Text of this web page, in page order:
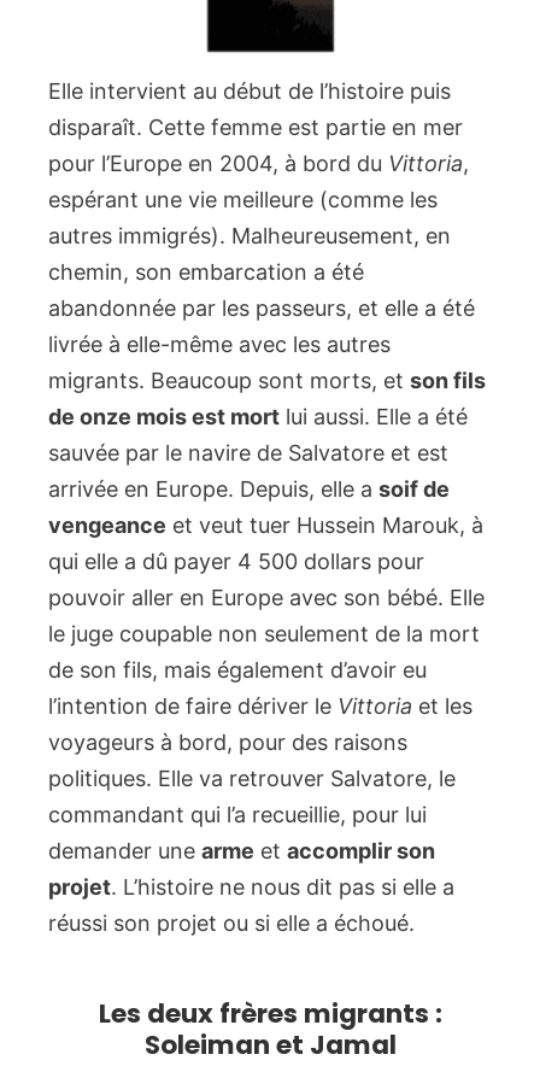
Elle intervient au début de l’histoire puis
disparaît. Cette femme est partie en mer
pour l’Europe en 2004, à bord du Vittoria,
espérant une vie meilleure (comme les
autres immigrés). Malheureusement, en
chemin, son embarcation a été
abandonnée par les passeurs, et elle a été
livrée à elle-même avec les autres
migrants. Beaucoup sont morts, et son fils
de onze mois est mort lui aussi. Elle a été
sauvée par le navire de Salvatore et est
arrivée en Europe. Depuis, elle a soif de
vengeance et veut tuer Hussein Marouk, à
qui elle a dû payer 4 500 dollars pour
pouvoir aller en Europe avec son bébé. Elle
le juge coupable non seulement de la mort
de son fils, mais également d’avoir eu
l’intention de faire dériver le Vittoria et les
voyageurs à bord, pour des raisons
politiques. Elle va retrouver Salvatore, le
commandant qui l’a recueillie, pour lui
demander une arme et accomplir son
projet. L’histoire ne nous dit pas si elle a
réussi son projet ou si elle a échoué.
Les deux frères migrants :
Soleiman et Jamal